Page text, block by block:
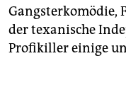
Gangsterkomödie,
der texanische
Profikiller einige